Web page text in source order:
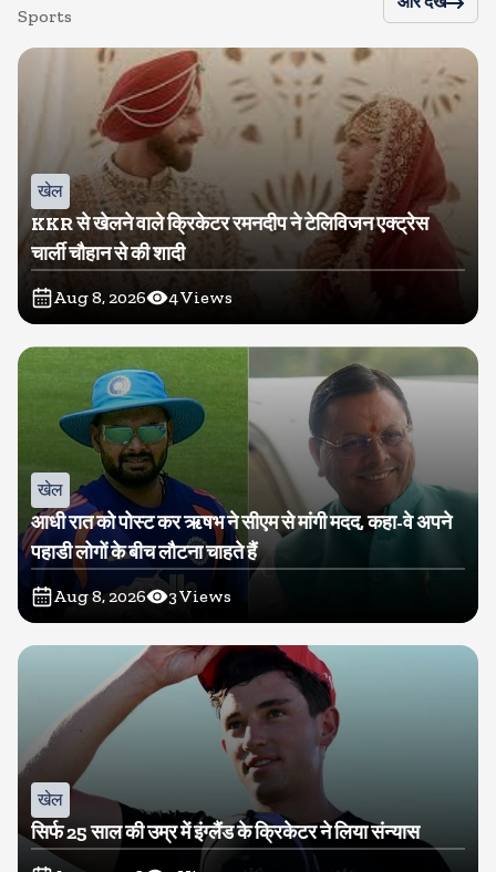
Sports
खेल
KKR से खेलने वाले क्रिकेटर रमनदीप ने टेलिविजन एक्ट्रेस
चार्ली चौहान से की शादी
Aug 8, 2026 4Views
खेल
आधी रात को पोस्ट कर ऋषभ ने सीएम से मांगी मदद, कहा-वे अपने
पहाडी लोगों के बीच लौटना चाहते हैं
Aug 8, 2026 3Views
खेल
सिर्फ 25 साल की उम्र में इंग्लैंड के क्रिकेटर ने लिया संन्यास